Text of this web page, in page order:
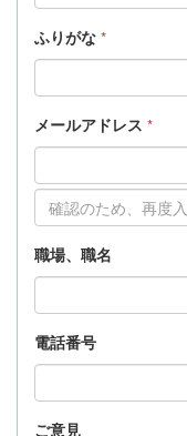
ふりがな *
メールアドレス *
職場、職名
電話番号
ご意見